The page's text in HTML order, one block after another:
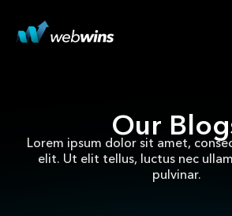
Our
Lorem ipsum dolor sit amet,
elit. Ut elit tellus, luctus nec
pulvinar.